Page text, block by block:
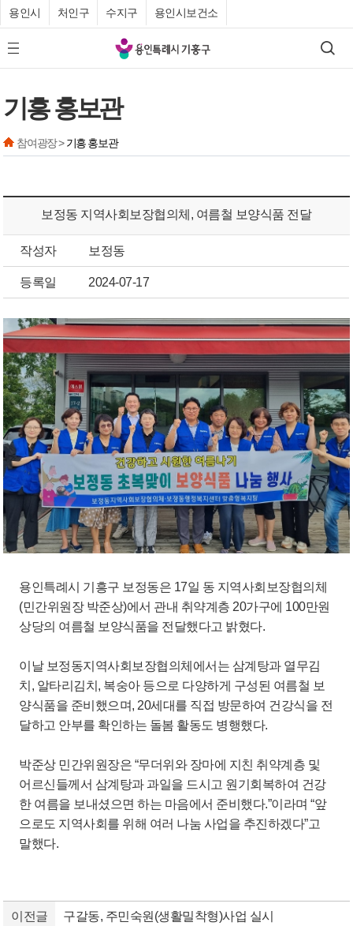
용인시 처인구 수지구 용인시보건소
모바일 메뉴 버튼
기
흥
청
검색
기흥 홍보관
참여광장 >기흥 홍보관
보정동 지역사회보장협의체, 여름철 보양식품 전달
작성자 보정동
등록일 2024-07-17
용인특례시 기흥구 보정동은 17일 동 지역사회보장협의체
(민간위원장 박준상)에서 관내 취약계층 20가구에 100만원
상당의 여름철 보양식품을 전달했다고 밝혔다.
이날 보정동지역사회보장협의체에서는 삼계탕과 열무김
치, 알타리김치, 복숭아 등으로 다양하게 구성된 여름철 보
양식품을 준비했으며, 20세대를 직접 방문하여 건강식을 전
달하고 안부를 확인하는 돌봄 활동도 병행했다.
박준상 민간위원장은 “무더위와 장마에 지친 취약계층 및
어르신들께서 삼계탕과 과일을 드시고 원기회복하여 건강
한 여름을 보내셨으면 하는 마음에서 준비했다.”이라며 “앞
으로도 지역사회를 위해 여러 나눔 사업을 추진하겠다”고
말했다.
이전글 구갈동, 주민숙원(생활밀착형)사업 실시